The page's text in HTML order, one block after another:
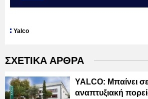
Yalco
ΣΧΕΤΙΚΑ ΑΡΘΡΑ
YALCO: Μπαίνει
αναπτυξιακή